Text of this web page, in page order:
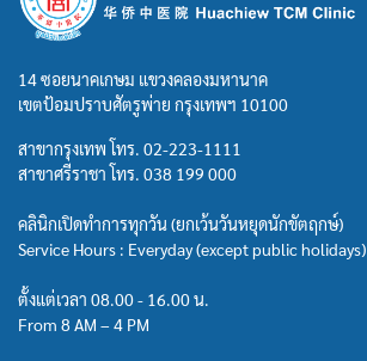
14 ซอยนาคเกษม แขวงคลองมหานาค
เขตป้อมปราบศัตรูพ่าย กรุงเทพฯ 10100
สาขากรุงเทพ โทร. 02-223-1111
สาขาศรีราชา โทร. 038 199 000
คลินิกเปิดทำการทุกวัน (ยกเว้นวันหยุดนักขัตฤกษ์)
Service Hours : Everyday (except public holidays)
ตั้งแต่เวลา 08.00 - 16.00 น.
From 8 AM – 4 PM